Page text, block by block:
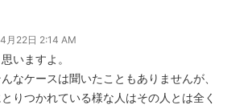
月22日 2:14 AM
いますよ。
なケースは聞いたこともありませんが、
りつかれている様な人はその人とは全く